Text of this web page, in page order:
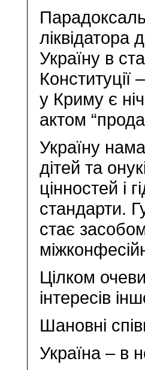
ліквідатора
Україну в
у Криму є
актом
Україну
дітей та
цінностей і
стандарти.
стає
Цілком
інтересів
Шановні
Україна – в